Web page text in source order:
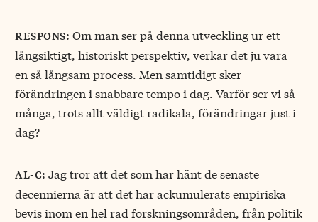
respons: Om man ser på denna utveckling ur ett
långsiktigt, historiskt perspektiv, verkar det ju vara
en så långsam process. Men samtidigt sker
förändringen i snabbare tempo i dag. Varför ser vi så
många, trots allt väldigt radikala, förändringar just i
dag?
al-c:Jag tror att det som har hänt de senaste
decennierna är att det har ackumulerats empiriska
bevis inom en hel rad forskningsområden, från politik